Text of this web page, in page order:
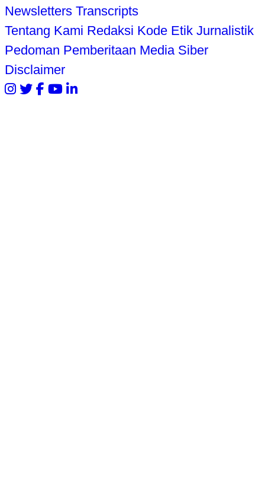
Newsletters Transcripts
Tentang Kami Redaksi Kode Etik Jurnalistik
Pedoman Pemberitaan Media Siber
Disclaimer